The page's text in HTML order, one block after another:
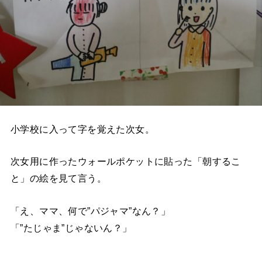
小学校に入って字を覚えた次女。
次女用に作ったウォールポケットに貼った「朝するこ
と」の絵を見て言う。
「え、ママ、何で”パジャマ”なん？」
「”たじゃま”じゃないん？」